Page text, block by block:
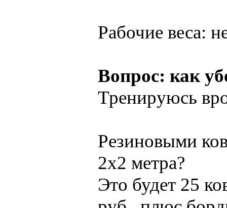
Рабочие веса:
Вопрос: как
Тренируюсь
Резиновыми
2x2 метра?
Это будет 25